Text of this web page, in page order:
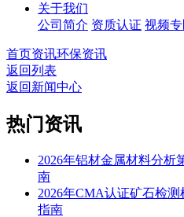
关于我们
公司简介 资质认证 视频
首页资讯环保资讯
返回列表
返回新闻中心
热门资讯
2026年铝材金属材料分析
南
2026年CMA认证矿石检
指南